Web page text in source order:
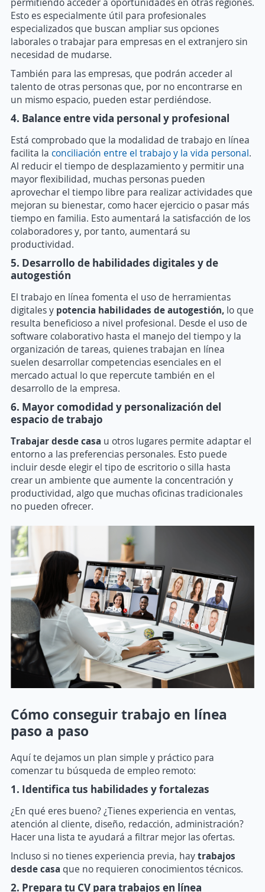
Esto es especialmente útil para profesionales
especializados que buscan ampliar sus opciones
laborales o trabajar para empresas en el extranjero sin
necesidad de mudarse.
También para las empresas, que podrán acceder al
talento de otras personas que, por no encontrarse en
un mismo espacio, pueden estar perdiéndose.
4. Balance entre vida personal y profesional
Está comprobado que la modalidad de trabajo en línea
facilita la conciliación entre el trabajo y la vida personal.
Al reducir el tiempo de desplazamiento y permitir una
mayor flexibilidad, muchas personas pueden
aprovechar el tiempo libre para realizar actividades que
mejoran su bienestar, como hacer ejercicio o pasar más
tiempo en familia. Esto aumentará la satisfacción de los
colaboradores y, por tanto, aumentará su
productividad.
5. Desarrollo de habilidades digitales y de
autogestión
El trabajo en línea fomenta el uso de herramientas
digitales y potencia habilidades de autogestión, lo que
resulta beneficioso a nivel profesional. Desde el uso de
software colaborativo hasta el manejo del tiempo y la
organización de tareas, quienes trabajan en línea
suelen desarrollar competencias esenciales en el
mercado actual lo que repercute también en el
desarrollo de la empresa.
6. Mayor comodidad y personalización del
espacio de trabajo
Trabajar desde casa u otros lugares permite adaptar el
entorno a las preferencias personales. Esto puede
incluir desde elegir el tipo de escritorio o silla hasta
crear un ambiente que aumente la concentración y
productividad, algo que muchas oficinas tradicionales
no pueden ofrecer.
Cómo conseguir trabajo en línea
paso a paso
Aquí te dejamos un plan simple y práctico para
comenzar tu búsqueda de empleo remoto:
1. Identifica tus habilidades y fortalezas
¿En qué eres bueno? ¿Tienes experiencia en ventas,
atención al cliente, diseño, redacción, administración?
Hacer una lista te ayudará a filtrar mejor las ofertas.
Incluso si no tienes experiencia previa, haytrabajos
desde casa que no requieren conocimientos técnicos.
2. Prepara tu CV para trabajos en línea